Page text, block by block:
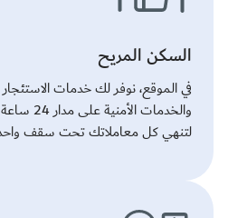
السكن المريح
في الموقع، نوفر لك خدمات
لتنهي كل معاملاتك تحت سقف